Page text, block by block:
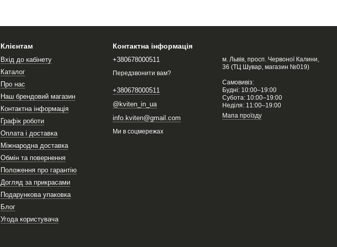
Клієнтам
Вхід до кабінету
Каталог
Про нас
Наш брендовий магазин
Контактна інформація
Графік роботи
Оплата і доставка
Міжнародна доставка
Обмін та повернення
Положення про гарантію
Догляд за прикрасами
Подарункова упаковка
Блог
Угода користувача
Контактна інформація
+380678000511
Передзвонити вам?
+380678000511
@kviten_in_ua
info.kviten@gmail.com
м. Львів, просп. Червоної Калини,
36 (ТЦ Шувар, магазин №019)
Самовивіз:
Будні: 10:00–19:00
Субота: 10:00–19:00
Неділя: 11:00–19:00
Мапа проїзду
Ми в соцмережах